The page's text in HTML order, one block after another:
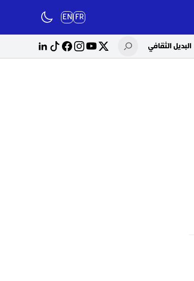
FR
EN
البديل الثقافي